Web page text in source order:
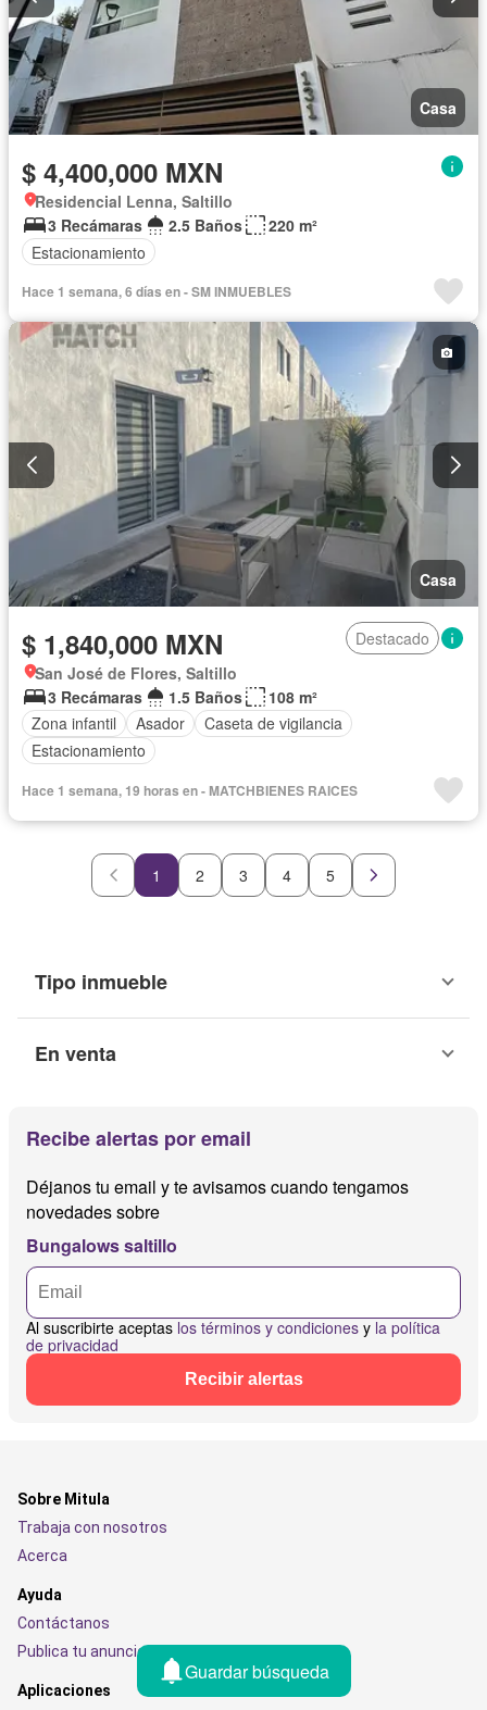
Casa
$ 4,400,000 MXN
Residencial Lenna, Saltillo
3 Recámaras
2.5 Baños
220 m²
Estacionamiento
Hace 1 semana, 6 días en - SM INMUEBLES
Casa
$ 1,840,000 MXN
Destacado
San José de Flores, Saltillo
3 Recámaras
1.5 Baños
108 m²
Zona infantil
Asador
Caseta de vigilancia
Estacionamiento
Hace 1 semana, 19 horas en - MATCHBIENES RAICES
1 2 3 4 5
Tipo inmueble
En venta
Recibe alertas por email
Déjanos tu email y te avisamos cuando tengamos
novedades sobre
Bungalows saltillo
Al suscribirte aceptas los términos y condiciones y la política
de privacidad
Recibir alertas
Guardar búsqueda
Sobre Mitula
Trabaja con nosotros
Acerca
Ayuda
Contáctanos
Publica tu anuncio
Aplicaciones